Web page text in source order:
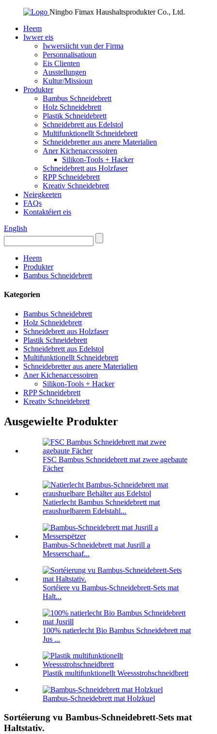
Ningbo Fimax Haushaltsprodukter Co., Ltd.
Heem
Iwwer eis
Iwwersiicht vun der Firma
Personnalisatioun
Eis Clienten
Ausstellungen
Kultur/Missioun
Produkter
Bambus Schneidebrett
Holz Schneidebrett
Plastik Schneidebrett
Schneidebrett aus Edelstol
Multifunktionellt Schneidebrett
Schneidebretter aus anere Materialien
Aner Kichenaccessoiren
Silikon-Tools + Hacker
Schneidebrett aus Holzfaser
RPP Schneidebrett
Kreativ Schneidebrett
Neiegkeeten
FAQs
Kontaktéiert eis
English
Heem
Produkter
Bambus Schneidebrett
Kategorien
Bambus Schneidebrett
Holz Schneidebrett
Schneidebrett aus Holzfaser
Plastik Schneidebrett
Schneidebrett aus Edelstol
Multifunktionellt Schneidebrett
Schneidebretter aus anere Materialien
Aner Kichenaccessoiren
Silikon-Tools + Hacker
RPP Schneidebrett
Kreativ Schneidebrett
Ausgewielte Produkter
FSC Bambus Schneidebrett mat zwee agebaute
Fächer
Natierlecht Bambus Schneidebrett mat
eraushuelbarem Edelstahl...
Bambus-Schneidebrett mat Jusrill a
Messerschaaf...
Sortéiere vu Bambus-Schneidebrett-Sets mat
Halt...
100% natierlecht Bio Bambus Schneidebrett mat
Jus ...
Plastik multifunktionellt Weessstrohschneidbrett
Bambus-Schneidebrett mat Holzkuel
Sortéierung vu Bambus-Schneidebrett-Sets mat
Haltstativ.